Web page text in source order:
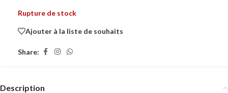
Rupture de stock
Ajouter à la liste de souhaits
Share:
Description